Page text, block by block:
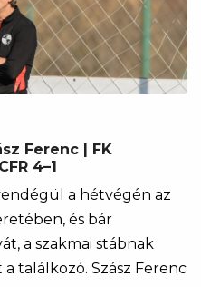
Ferenc | FK
4–1
a hétvégén az
és bár
a szakmai stábnak
találkozó. Szász Ferenc